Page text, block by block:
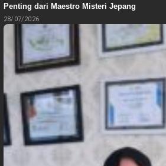
Penting dari Maestro Misteri Jepang
28/07/2026